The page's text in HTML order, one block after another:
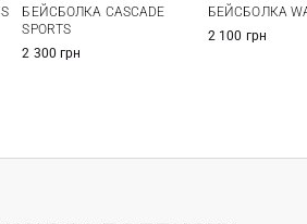
БЕЙСБОЛКА CASCADE
SPORTS
2 300 грн
БЕЙСБОЛКА
2 100 грн